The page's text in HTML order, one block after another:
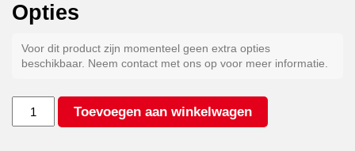
Opties
Voor dit product zijn momenteel geen extra opties
beschikbaar. Neem contact met ons op voor meer informatie.
(per
Toevoegen aan winkelwagen